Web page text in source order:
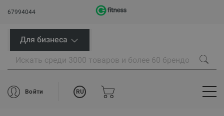
67994044
Для бизнеса
Войти RU